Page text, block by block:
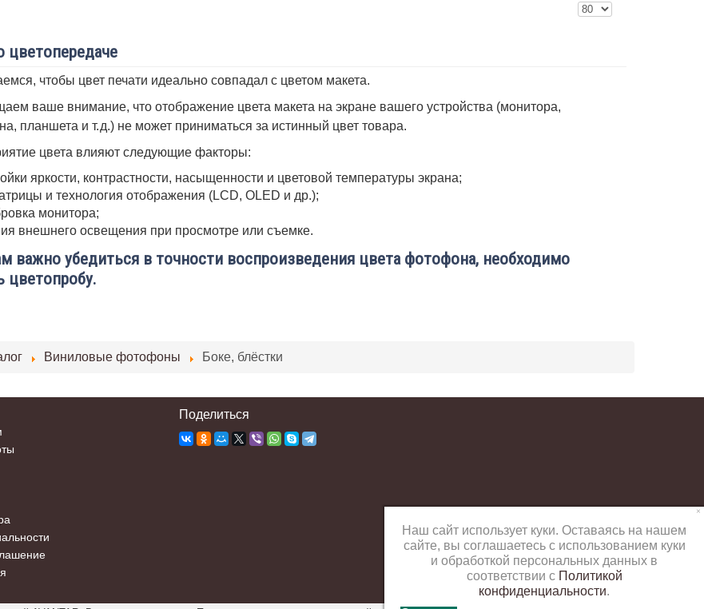
цветопередаче
чтобы цвет печати идеально совпадал с цветом макета.
ваше внимание, что отображение цвета макета на экране вашего устройства (монитора,
планшета и т. д.) не может приниматься за истинный цвет товара.
цвета влияют следующие факторы:
яркости, контрастности, насыщенности и цветовой температуры экрана;
и технология отображения (LCD, OLED и др.);
монитора;
внешнего освещения при просмотре или съемке.
важно убедиться в точности воспроизведения цвета фотофона, необходимо
цветопробу.
Виниловые фотофоны Боке, блёстки
Поделиться
×
Наш сайт использует куки. Оставаясь на нашем
сайте, вы соглашаетесь с использованием куки
и обработкой персональных данных в
соответствии с Политикой
конфиденциальности.